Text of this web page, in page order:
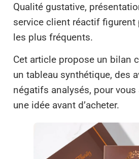
Qualité gustative,
service client réactif figurent
les plus fréquents.
Cet article propose un bilan
un tableau synthétique, des
négatifs analysés, pour
une idée avant d’acheter.